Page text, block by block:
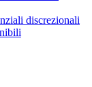
discrezionali